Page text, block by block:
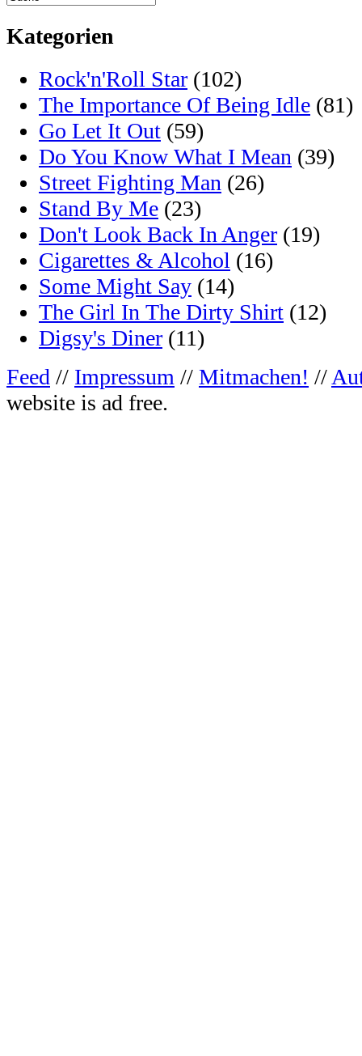
Kategorien
Rock'n'Roll Star (102)
The Importance Of Being Idle (81)
Go Let It Out (59)
Do You Know What I Mean (39)
Street Fighting Man (26)
Stand By Me (23)
Don't Look Back In Anger (19)
Cigarettes & Alcohol (16)
Some Might Say (14)
The Girl In The Dirty Shirt (12)
Digsy's Diner (11)
Feed // Impressum // Mitmachen! //
website is ad free.